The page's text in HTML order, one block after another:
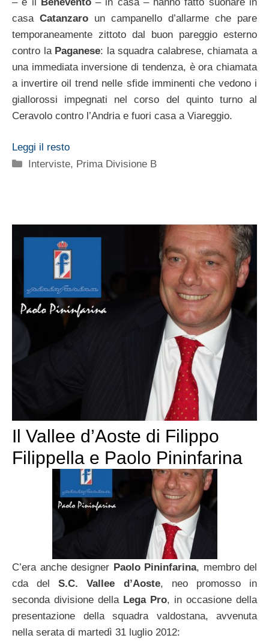
casa Catanzaro un campanello d’allarme che pare
temporaneamente zittoto dal buon pareggio esterno
contro la Paganese: la squadra calabrese, chiamata a
una immediata inversione di tendenza, è ora chiamata
a invertire oil trend nelle sfide imminenti che vedono i
giallorossi impegnati nel corso del quinto turno al
Ceravolo contro l’Andria e fuori casa a Viareggio.
Leggi il resto
Categorie
Interviste, Prima Divisione B
Il Vallee d’Aoste di Filippo
Filippella e Paolo Pininfarina
C’era anche designer Paolo Pininfarina, membro del
cda del
S.C. Vallee d’Aoste, neo promosso in
seconda divisione della Lega Pro, in occasione della
presentazione della squadra valdostana, avvenuta
nella serata di martedì 31 luglio 2012: